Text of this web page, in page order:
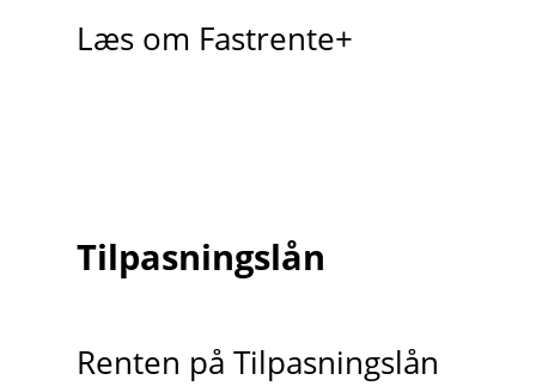
Læs om Fastrente+
Tilpasningslån
Renten på Tilpasningslån